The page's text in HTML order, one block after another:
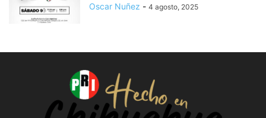
Oscar Nuñez - 4 agosto, 2025